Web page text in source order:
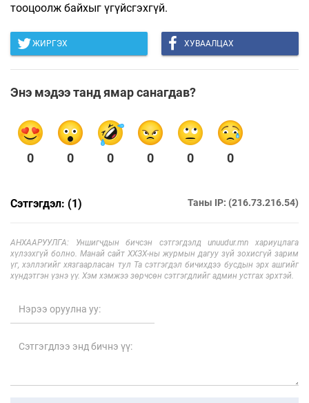
тооцоолж байхыг үгүйсгэхгүй.
ЖИРГЭХ ХУВААЛЦАХ
Энэ мэдээ танд ямар санагдав?
0 0 0 0 0 0
Сэтгэгдэл: (1) Таны IP: (216.73.216.54)
АНХААРУУЛГА: Уншигчдын бичсэн сэтгэгдэлд unuudur.mn хариуцлага
хүлээхгүй болно. Манай сайт ХХЗХ-ны журмын дагуу зүй зохисгүй зарим
үг, хэллэгийг хязгаарласан тул Та сэтгэгдэл бичихдээ бусдын эрх ашгийг
хүндэтгэн үзнэ үү. Хэм хэмжээ зөрчсөн сэтгэгдлийг админ устгах эрхтэй.